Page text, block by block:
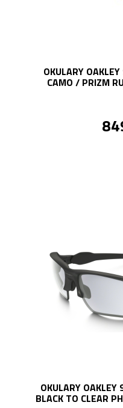
OKULARY
CAMO / PRIZM
OKULARY
BLACK TO CLEAR